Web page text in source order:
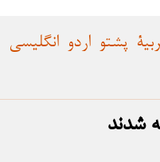
انگلیسی اردو پشتو